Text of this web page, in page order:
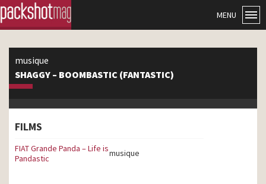
MENU
musique
SHAGGY – BOOMBASTIC (FANTASTIC)
FILMS
FIAT Grande Panda – Life is
Pandastic
musique